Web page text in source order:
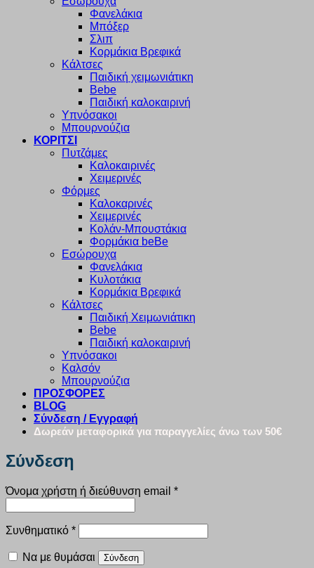
Φανελάκια
Μπόξερ
Σλιπ
Κορμάκια Βρεφικά
Κάλτσες
Παιδική χειμωνιάτικη
Bebe
Παιδική καλοκαιρινή
Υπνόσακοι
Μπουρνούζια
ΚΟΡΙΤΣΙ
Πυτζάμες
Καλοκαιρινές
Χειμερινές
Φόρμες
Καλοκαρινές
Χειμερινές
Κολάν-Μπουστάκια
Φορμάκια beBe
Εσώρουχα
Φανελάκια
Κυλοτάκια
Κορμάκια Βρεφικά
Κάλτσες
Παιδική Χειμωνιάτικη
Bebe
Παιδική καλοκαιρινή
Υπνόσακοι
Καλσόν
Μπουρνούζια
ΠΡΟΣΦΟΡΕΣ
BLOG
Σύνδεση / Εγγραφή
Δωρεάν μεταφορικά για παραγγελίες άνω των 50€
Σύνδεση
Όνομα χρήστη ή διεύθυνση email *Απαιτείται
Συνθηματικό *Απαιτείται
Να με θυμάσαι Σύνδεση